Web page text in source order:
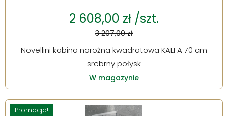
2 608,00 zł /szt.
3 207,00 zł
Novellini kabina narożna kwadratowa KALI A 70 cm
srebrny połysk
W magazynie
Promocja!